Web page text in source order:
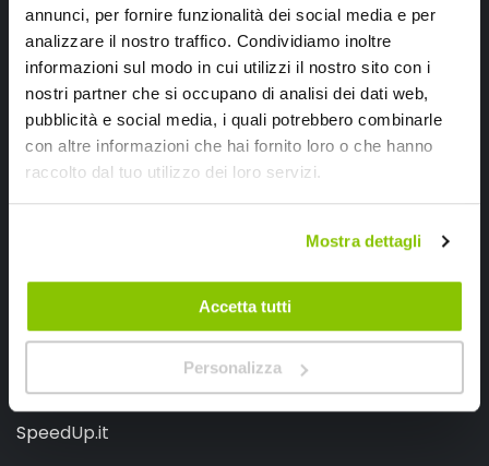
annunci, per fornire funzionalità dei social media e per
analizzare il nostro traffico. Condividiamo inoltre
informazioni sul modo in cui utilizzi il nostro sito con i
nostri partner che si occupano di analisi dei dati web,
pubblicità e social media, i quali potrebbero combinarle
con altre informazioni che hai fornito loro o che hanno
raccolto dal tuo utilizzo dei loro servizi.
Mostra dettagli
Accetta tutti
Personalizza
Ho letto e accettato il documentoprivacy policy
Iscrivimi
Segui SPEEDUP.IT
SpeedUp.it